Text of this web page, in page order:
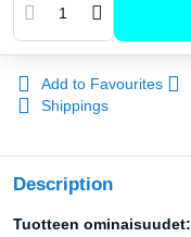
Add to Favourites
Shippings
Description
Tuotteen ominaisuudet: